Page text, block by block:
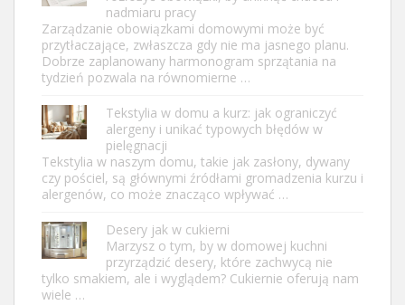
nadmiaru pracy
Zarządzanie obowiązkami domowymi może być
przytłaczające, zwłaszcza gdy nie ma jasnego planu.
Dobrze zaplanowany harmonogram sprzątania na
tydzień pozwala na równomierne …
Tekstylia w domu a kurz: jak ograniczyć
alergeny i unikać typowych błędów w
pielęgnacji
Tekstylia w naszym domu, takie jak zasłony, dywany
czy pościel, są głównymi źródłami gromadzenia kurzu i
alergenów, co może znacząco wpływać …
Desery jak w cukierni
Marzysz o tym, by w domowej kuchni
przyrządzić desery, które zachwycą nie
tylko smakiem, ale i wyglądem? Cukiernie oferują nam
wiele …